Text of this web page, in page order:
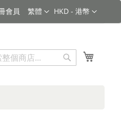
金額
HKD - 港幣
語言
繁體
會員